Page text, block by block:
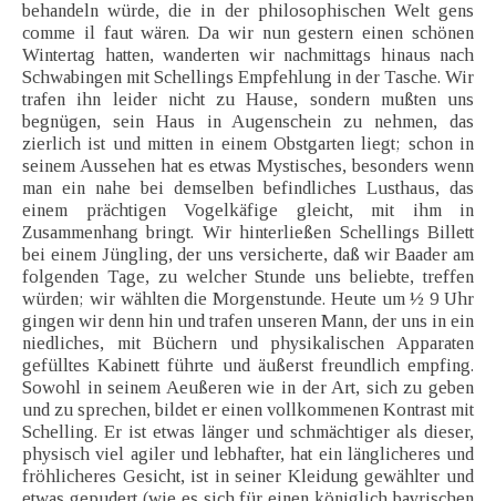
behandeln würde, die in der philosophischen Welt gens
comme il faut wären. Da wir nun gestern einen schönen
Wintertag hatten, wanderten wir nachmittags hinaus nach
Schwabingen mit Schellings Empfehlung in der Tasche. Wir
trafen ihn leider nicht zu Hause, sondern mußten uns
begnügen, sein Haus in Augenschein zu nehmen, das
zierlich ist und mitten in einem Obstgarten liegt; schon in
seinem Aussehen hat es etwas Mystisches, besonders wenn
man ein nahe bei demselben befindliches Lusthaus, das
einem prächtigen Vogelkäfige gleicht, mit ihm in
Zusammenhang bringt. Wir hinterließen Schellings Billett
bei einem Jüngling, der uns versicherte, daß wir Baader am
folgenden Tage, zu welcher Stunde uns beliebte, treffen
würden; wir wählten die Morgenstunde. Heute um ½ 9 Uhr
gingen wir denn hin und trafen unseren Mann, der uns in ein
niedliches, mit Büchern und physikalischen Apparaten
gefülltes Kabinett führte und äußerst freundlich empfing.
Sowohl in seinem Aeußeren wie in der Art, sich zu geben
und zu sprechen, bildet er einen vollkommenen Kontrast mit
Schelling. Er ist etwas länger und schmächtiger als dieser,
physisch viel agiler und lebhafter, hat ein länglicheres und
fröhlicheres Gesicht, ist in seiner Kleidung gewählter und